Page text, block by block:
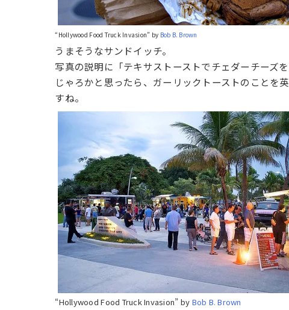
“Hollywood Food Truck Invasion” by Bob B. Brown
うまそうなサンドイッチ。
写真の説明に「テキサストーストでチェダーチーズ
じゃろかと思ったら、ガーリックトーストのことを
すね。
“Hollywood Food Truck Invasion” by Bob B. Brown